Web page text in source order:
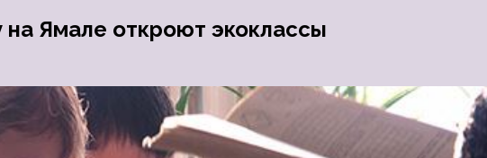
на Ямале откроют экоклассы